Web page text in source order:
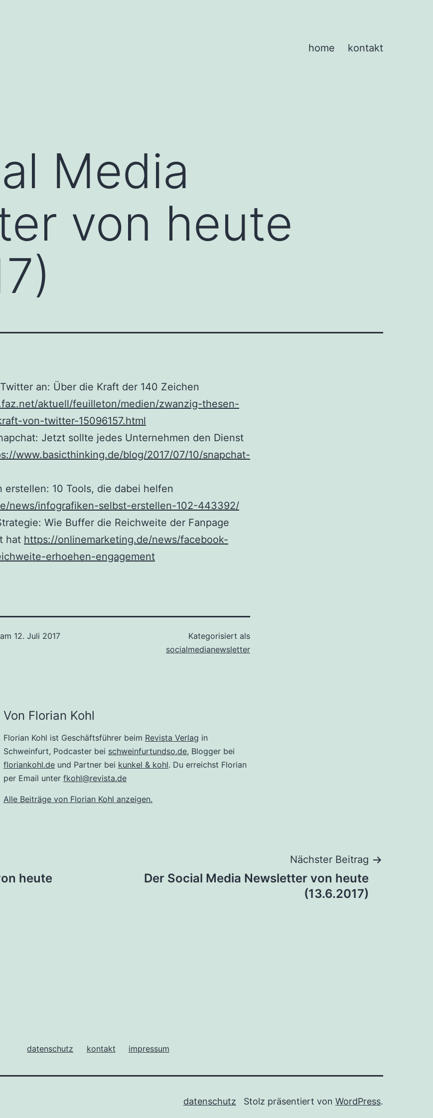
home kontakt
Media
von heute
an: Über die Kraft der 140 Zeichen
aktuell/feuilleton/medien/zwanzig-thesen-
von-twitter-15096157.html
Jetzt sollte jedes Unternehmen den Dienst
www.basicthinking.de/blog/2017/07/10/snapchat-
erstellen: 10 Tools, die dabei helfen
news/infografiken-selbst-erstellen-102-443392/
Wie Buffer die Reichweite der Fanpage
hat https://onlinemarketing.de/news/facebook-
erhoehen-engagement
12. Juli 2017
Kategorisiert als
socialmedianewsletter
Von Florian Kohl
Florian Kohl ist Geschäftsführer beim Revista Verlag in
Schweinfurt, Podcaster bei schweinfurtundso.de, Blogger bei
floriankohl.de und Partner bei kunkel & kohl. Du erreichst Florian
per Email unter fkohl@revista.de
Alle Beiträge von Florian Kohl anzeigen.
heute
Nächster Beitrag
Der Social Media Newsletter von heute
(13.6.2017)
datenschutz kontakt impressum
datenschutz Stolz präsentiert von WordPress.